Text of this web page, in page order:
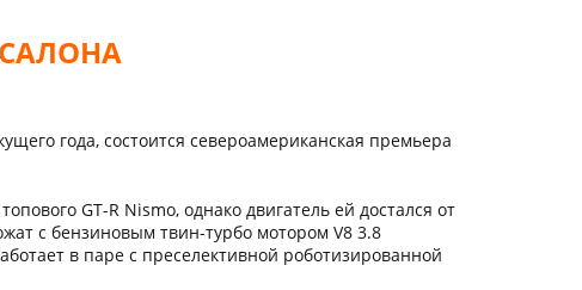
года, состоится североамериканская премьера
GT-R Nismo, однако двигатель ей достался от
с бензиновым твин-турбо мотором V8 3.8
в паре с преселективной роботизированной